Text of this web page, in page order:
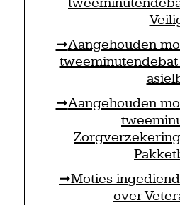
Aangehouden
Aangehouden
Moties
over